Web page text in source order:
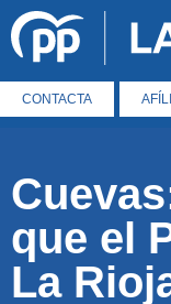
CONTACTA
que el
La